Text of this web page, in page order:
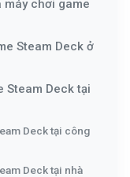
máy chơi game
Steam Deck ở
Steam Deck tại
Deck tại công
Deck tại nhà